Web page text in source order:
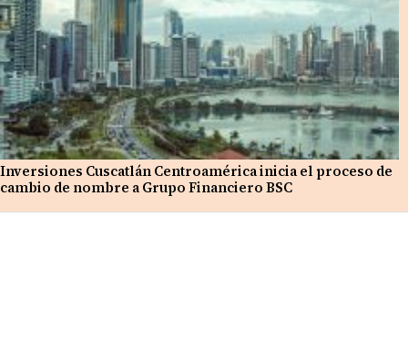
Inversiones Cuscatlán Centroamérica inicia el proceso de
cambio de nombre a Grupo Financiero BSC